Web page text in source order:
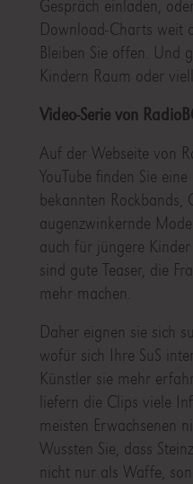
Gespräch einladen,
Download-Charts weit
Bleiben Sie offen. Und
Kindern Raum oder
Video-Serie von
Auf der Webseite von
YouTube finden Sie
bekannten Rockbands,
augenzwinkernde
auch für jüngere
sind gute Teaser, die
mehr machen.
Daher eignen sie sich
wofür sich Ihre SuS
Künstler sie mehr
liefern die Clips viele
meisten Erwachsenen
Wussten Sie, dass
nicht nur als Waffe,